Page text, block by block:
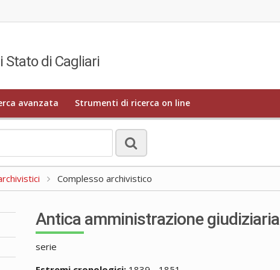
Stato di Cagliari
avanzata Strumenti di ricerca on line
Complesso archivistico
Antica amministrazione giudiziaria
serie